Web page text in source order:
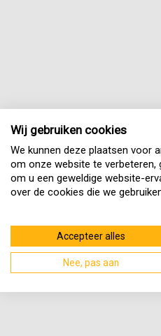
Wij gebruiken cookies
We kunnen deze plaatsen voor
om onze website te verbeteren,
om u een geweldige website-
over de cookies die we
Accepteer alles
Nee, pas aan